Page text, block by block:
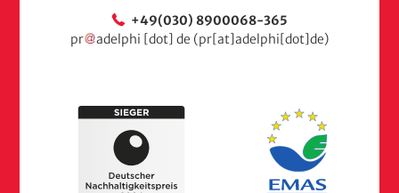
+49(030) 8900068-365
pr
adelphi [dot] de (pr[at]adelphi[dot]de)